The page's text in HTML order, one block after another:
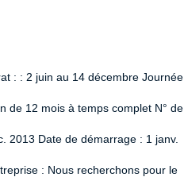
: : 2 juin au 14 décembre Journée
de 12 mois à temps complet N° de
2013 Date de démarrage : 1 janv.
: Nous recherchons pour le